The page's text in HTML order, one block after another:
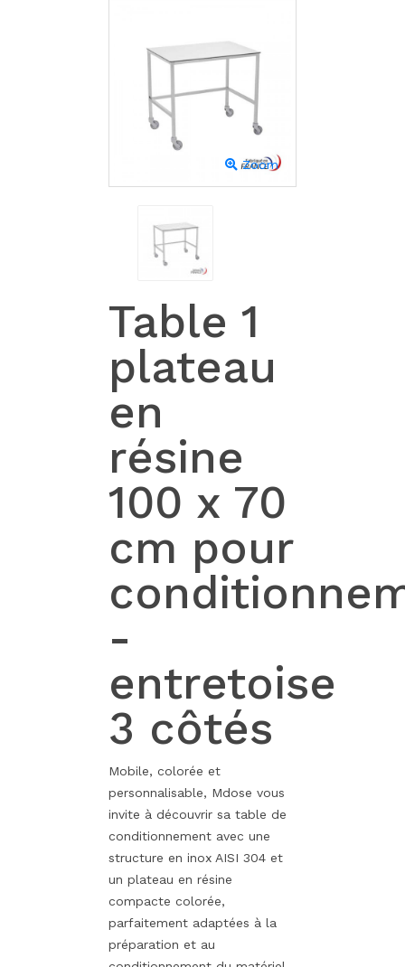
Zoom
Table 1
plateau
en
résine
100 x 70
cm pour
-
entretoise
3 côtés
Mobile, colorée et
personnalisable, Mdose vous
invite à découvrir sa table de
conditionnement avec une
structure en inox AISI 304 et
un plateau en résine
compacte colorée,
parfaitement adaptées à la
préparation et au